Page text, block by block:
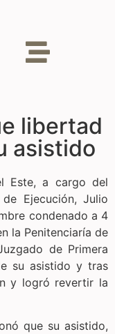
libertad
asistido
Este, a cargo del
Ejecución, Julio
condenado a 4
la Penitenciaría de
de Primera
su asistido y tras
y logró revertir la
que su asistido,